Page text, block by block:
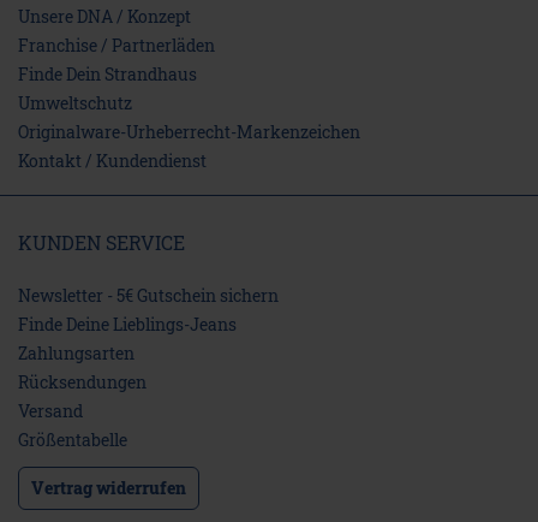
Unsere DNA / Konzept
Franchise / Partnerläden
Finde Dein Strandhaus
Umweltschutz
Originalware-Urheberrecht-Markenzeichen
Kontakt / Kundendienst
KUNDEN SERVICE
Newsletter - 5€ Gutschein sichern
Finde Deine Lieblings-Jeans
Zahlungsarten
Rücksendungen
Versand
Größentabelle
Vertrag widerrufen